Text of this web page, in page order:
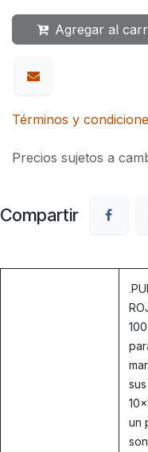
Agregar al
Términos y
Precios sujetos a
Compartir
.
un